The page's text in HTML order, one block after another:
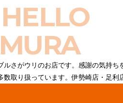
HELLO
ルさがウリのお店です。感謝の気持
数取り扱っています。伊勢崎店・足利